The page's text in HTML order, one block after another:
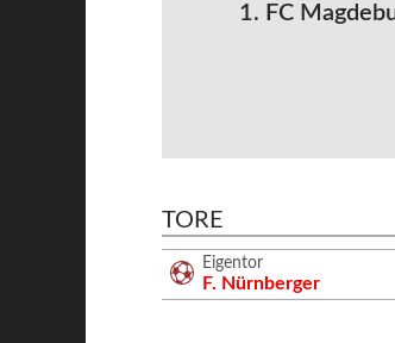
1. FC
TORE
Eigentor
F. Nürnberger